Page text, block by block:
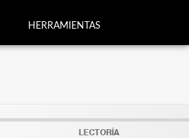
HERRAMIENTAS
LECTORÍA